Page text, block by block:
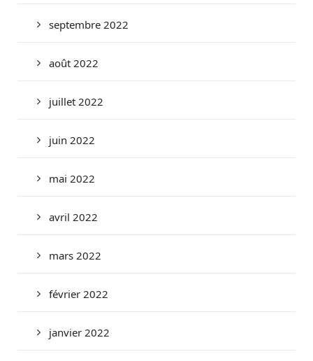
septembre 2022
août 2022
juillet 2022
juin 2022
mai 2022
avril 2022
mars 2022
février 2022
janvier 2022